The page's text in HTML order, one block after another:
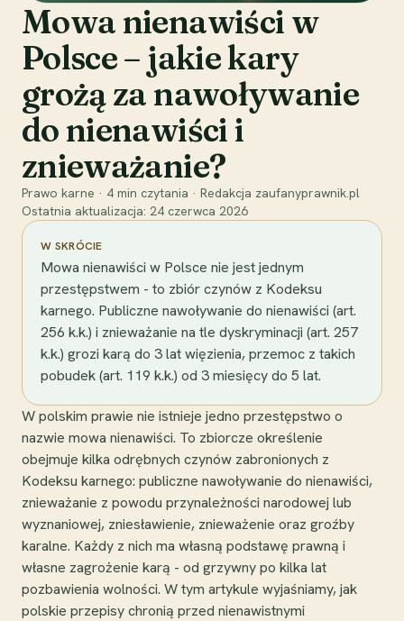
Mowa nienawiści w
Polsce – jakie kary
grożą za nawoływanie
do nienawiści i
znieważanie?
Prawo karne · 4 min czytania · Redakcja zaufanyprawnik.pl
Ostatnia aktualizacja: 24 czerwca 2026
W SKRÓCIE
Mowa nienawiści w Polsce nie jest jednym
przestępstwem - to zbiór czynów z Kodeksu
karnego. Publiczne nawoływanie do nienawiści (art.
256 k.k.) i znieważanie na tle dyskryminacji (art. 257
k.k.) grozi karą do 3 lat więzienia, przemoc z takich
pobudek (art. 119 k.k.) od 3 miesięcy do 5 lat.
W polskim prawie nie istnieje jedno przestępstwo o
nazwie mowa nienawiści. To zbiorcze określenie
obejmuje kilka odrębnych czynów zabronionych z
Kodeksu karnego: publiczne nawoływanie do nienawiści,
znieważanie z powodu przynależności narodowej lub
wyznaniowej, zniesławienie, znieważenie oraz groźby
karalne. Każdy z nich ma własną podstawę prawną i
własne zagrożenie karą - od grzywny po kilka lat
pozbawienia wolności. W tym artykule wyjaśniamy, jak
polskie przepisy chronią przed nienawistnymi